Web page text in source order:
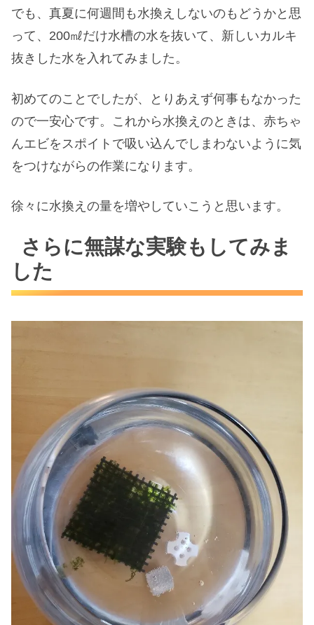
でも、真夏に何週間も水換えしないのもどうかと思
って、200㎖だけ水槽の水を抜いて、新しいカルキ
抜きした水を入れてみました。
初めてのことでしたが、とりあえず何事もなかった
ので一安心です。これから水換えのときは、赤ちゃ
んエビをスポイトで吸い込んでしまわないように気
をつけながらの作業になります。
徐々に水換えの量を増やしていこうと思います。
さらに無謀な実験もしてみま
した